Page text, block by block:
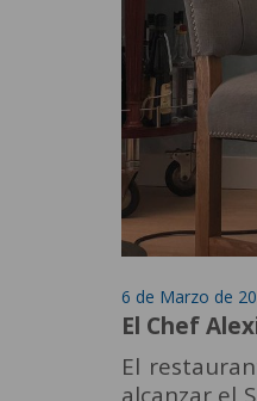
6 de Marzo de
El Chef
El
alcanzar el